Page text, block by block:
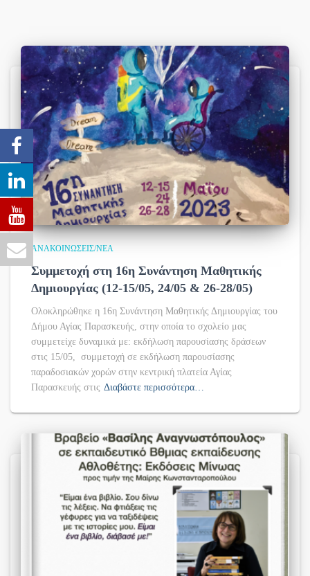
ΑΝΑΚΟΙΝΏΣΕΙΣ/ΝΈΑ
Συμμετοχή στη 16η Συνάντηση Μαθητικής
Δημιουργίας (12-15/05, 24/05 & 26-28/05)
Ολοκληρώθηκε η 16η Συνάντηση Μαθητικής Δημιουργίας του
Δήμου Αγίας Παρασκευής, στην οποία το σχολείο μας
συμμετείχε δυναμικά με: εκδήλωση παρουσίασης δράσεων
στις 15/05, συμμετοχή σε εκδήλωση παρουσίασης
παραδοσιακών χορών στην κεντρική πλατεία Αγίας
Παρασκευής στις Διαβάστε περισσότερα…